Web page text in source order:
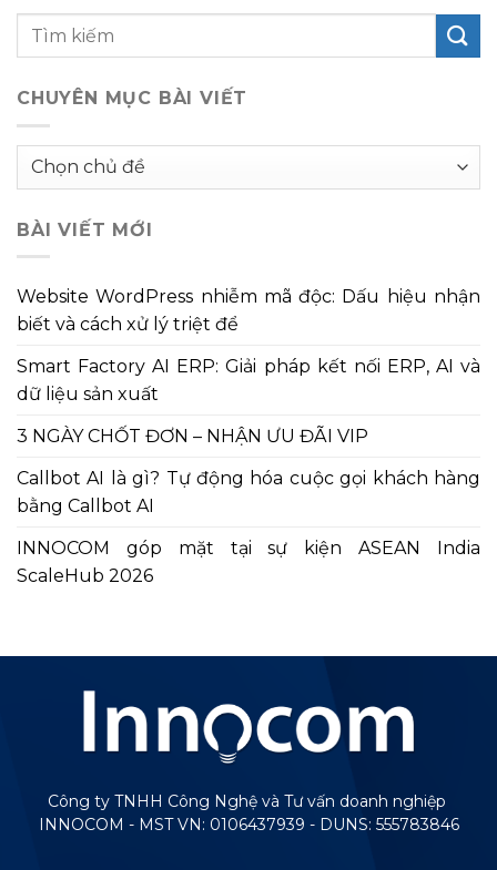
CHUYÊN MỤC BÀI VIẾT
Chuyên
viết
BÀI VIẾT MỚI
Website WordPress nhiễm mã độc: Dấu hiệu nhận
biết và cách xử lý triệt để
Smart Factory AI ERP: Giải pháp kết nối ERP, AI và
dữ liệu sản xuất
3 NGÀY CHỐT ĐƠN – NHẬN ƯU ĐÃI VIP
Callbot AI là gì? Tự động hóa cuộc gọi khách hàng
bằng Callbot AI
INNOCOM góp mặt tại sự kiện ASEAN India
ScaleHub 2026
Công ty TNHH Công Nghệ và Tư vấn doanh nghiệp
INNOCOM - MST VN: 0106437939 - DUNS: 555783846